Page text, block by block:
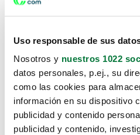
Uso responsable de sus
Nosotros y nuestros 1022
datos personales, p.ej., su
como las cookies para
información en su dispositivo
publicidad y contenido
publicidad y contenido,
Lo sentimos, no
te hemos traido